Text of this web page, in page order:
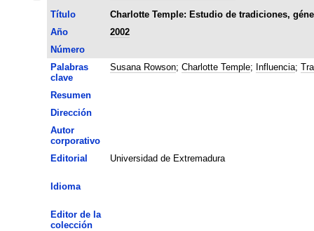
Título
Charlotte Temple: Estudio de tradiciones,
Año
2002
Número
Palabras
clave
Susana Rowson; Charlotte Temple; Influencia;
Resumen
Dirección
Autor
corporativo
Editorial
Universidad de Extremadura
Idioma
Editor de la
colección